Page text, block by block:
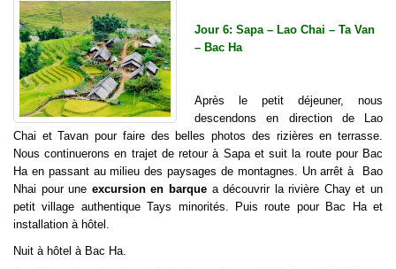
Jour 6: Sapa – Lao Chai – Ta Van
– Bac Ha
Après le petit déjeuner, nous
descendons en direction de Lao
Chai et Tavan pour faire des belles photos des rizières en terrasse.
Nous continuerons en trajet de retour à Sapa et suit la route pour Bac
Ha en passant au milieu des paysages de montagnes. Un arrêt à Bao
Nhai pour une excursion en barquea découvrir la rivière Chay et un
petit village authentique Tays minorités. Puis route pour Bac Ha et
installation à hôtel.
Nuit à hôtel à Bac Ha.